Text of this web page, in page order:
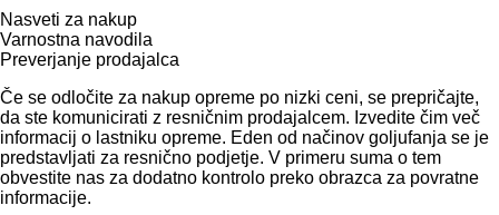
Nasveti za nakup
Varnostna navodila
Preverjanje prodajalca
Če se odločite za nakup opreme po nizki ceni, se prepričajte,
da ste komunicirati z resničnim prodajalcem. Izvedite čim več
informacij o lastniku opreme. Eden od načinov goljufanja se je
predstavljati za resnično podjetje. V primeru suma o tem
obvestite nas za dodatno kontrolo preko obrazca za povratne
informacije.